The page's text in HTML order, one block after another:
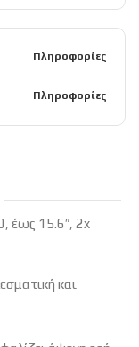
Πληροφορίες
Πληροφορίες
έως 15.6″, 2x
και